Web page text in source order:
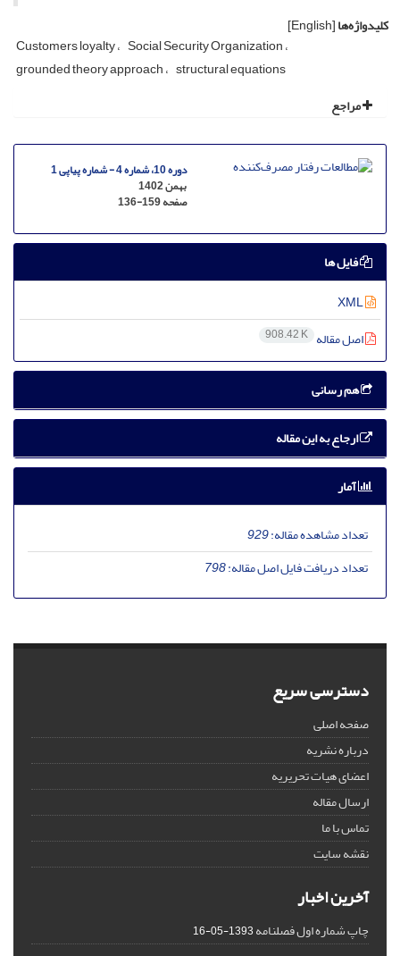
کلیدواژه‌ها[English]
Customers loyalty Social Security Organization
grounded theory approach structural equations
مراجع
دوره 10، شماره 4 - شماره پیاپی 1
بهمن 1402
صفحه136-159
فایل ها
اصل مقاله 908.42 K
هم رسانی
ارجاع به این مقاله
آمار
تعداد مشاهده مقاله:929
تعداد دریافت فایل اصل مقاله:798
دسترسی سریع
صفحه اصلی
درباره نشریه
اعضای هیات تحریریه
ارسال مقاله
تماس با ما
نقشه سایت
آخرین اخبار
چاپ شماره اول فصلنامه1393-05-16